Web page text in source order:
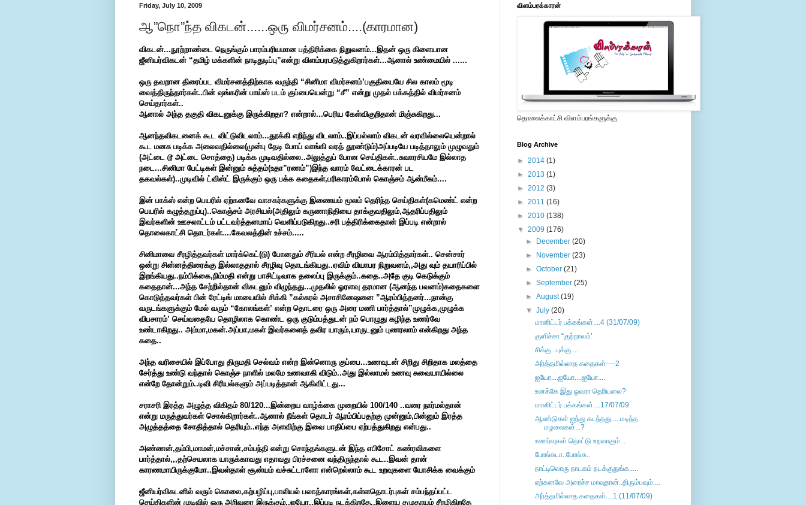
Friday, July 10, 2009
ஆ”நொ”ந்த விகடன்......ஒரு விமர்சனம்....(காரமான)
விகடன்...நூற்றாண்டை நெருங்கும் பாரம்பரியமான பத்திரிக்கை நிறுவனம்...இதன் ஒரு கிளையான
ஜீனியர்விகடன் “தமிழ் மக்களின் நாடிதுடிப்பு”என்று விளம்பரபடுத்துகிறார்கள்...ஆனால் உண்மையில் ......
ஒரு தவறான திரைப்பட விமர்சனத்திற்காக வருந்தி “சினிமா விமர்சனம்’பகுதியையே சில காலம் மூடி
வைத்திருந்தார்கள்..பின் ஷங்கரின் பாய்ஸ் படம் குப்பையென்று “சீ” என்று முதல் பக்கத்தில் விமர்சனம்
செய்தார்கள்..
ஆனால் அந்த தகுதி விகடனுக்கு இருக்கிறதா? என்றால்...பெரிய கேள்விகுறிதான் மிஞ்சுகிறது...
ஆனந்தவிகடனைக் கூட விட்டுவிடலாம்...தூக்கி எறிந்து விடலாம்..இப்பல்லாம் விகடன் வரவில்லையென்றால்
கூட மனசு படிக்க அலைவதில்லை(முன்பு தேடி போய் வாங்கி வரத் தூண்டும்)அப்படியே படித்தாலும் முழுவதும்
(அட்டை டூ அட்டை சொத்தை) படிக்க முடிவதில்லை..அலுத்துப் போன செய்திகள்..சுவாரசியமே இல்லாத
நடை...சினிமா பேட்டிகள் இன்னும் சுத்தம்(உதா”ரணம்”)இந்த வாரம் வேட்டைக்காரன் பட
தகவல்கள்)..முடிவில் ட்விஸ்ட் இருக்கும் ஒரு பக்க கதைகள்,பரிகாரம்போல் கொஞ்சம் ஆன்மீகம்....
இன் பாக்ஸ் என்ற பெயரில் ஏற்கனவே வாசகர்களுக்கு இணையம் மூலம் தெரிந்த செய்திகள்(கமெண்ட் என்ற
பெயரில் கழுத்தறுப்பு)..கொஞ்சம் அரசியல்(அதிலும் கருணாநிதியை தாக்குவதிலும்,ஆதரிப்பதிலும்
இவர்களின் ஊசலாட்டம் பட்டவர்த்தனமாய் வெளிப்படுகிறது..சரி பத்திரிக்கைதான் இப்படி என்றால்
தொலைகாட்சி தொடர்கள்....கேவலத்தின் உச்சம்.....
சினிமாவை சீரழித்தவர்கள் மார்க்கெட்(டு) போனதும் சீரியல் என்ற சீரழிவை ஆரம்பித்தார்கள்.. சென்சார்
ஒன்று சின்னத்திரைக்கு இல்லாததால் சீரழிவு தொடங்கியது..ஏவிம் வியாபர நிறுவனம்,,அது வும் தயாரிப்பில்
இறங்கியது..நம்பிக்கை,நிம்மதி என்று பாசிட்டிவாக தலைப்பு இருக்கும்..கதை..அதே குடி கெடுக்கும்
கதைதான்...அந்த சேற்றில்தான் விகடனும் விழுந்தது...முதலில் ஓரளவு தரமான (ஆனந்த பவனம்)கதைகளை
கொடுத்தவர்கள் பின் ரேட்டிங் மாயையில் சிக்கி ”கல்சுரல் அசாசினேஷனை ”ஆரம்பித்தனர்...நான்கு
வருடங்களுக்கும் மேல் வரும் “கோலங்கள்’ என்ற தொடரை ஒரு அரை மணி பார்த்தால்”முழுக்க,முழுக்க
விபசாரம்’ செய்வதையே தொழிலாக கொண்ட ஒரு குடும்பத்துடன் நம் பொழுது கழிந்த உணர்வே
உண்டாகிறது.. அம்மா,மகன்.அப்பா,மகள் இவர்களைத் தவிர யாரும்,யாருடனும் புணரலாம் என்கிறது அந்த
கதை..
அந்த வரிசையில் இப்போது திருமதி செல்வம் என்ற இன்னொரு குப்பை...உணவுடன் சிறிது சிறிதாக மலத்தை
சேர்த்து உண்டு வந்தால் கொஞ்ச நாளில் மலமே உணவாகி விடும்..அது இல்லாமல் உணவு சுவையாயில்லை
என்றே தோன்றும்..டிவி சிரியல்களும் அப்படித்தான் ஆகிவிட்டது...
சராசரி இரத்த அழுத்த விகிதம் 80/120...இன்றைய வாழ்க்கை முறையில் 100/140 ..வரை நார்மல்தான்
என்று மருத்துவர்கள் சொல்கிறார்கள்..ஆனால் நீங்கள் தொடர் ஆரம்பிப்பதற்கு முன்னும்,பின்னும் இரத்த
அழுத்தத்தை சோதித்தால் தெரியும்..எந்த அளவிற்கு இவை பாதிப்பை ஏற்பத்துகிறது என்பது..
அண்ணன்,தம்பி,மாமன்,மச்சான்,சம்பந்தி என்று சொந்தங்களுடன் இந்த எபிசோட் கண்ரவிகளை
பார்த்தால்,,,தற்செயலாக யாருக்காவது எதாவது பிரச்சனை வந்திருந்தால் கூட..இவன் தான்
காரணமாயிருக்குமோ..இவள்தாள் சூன்யம் வச்சுட்டாளோ என்றெல்லாம் கூட உறவுகளை யோசிக்க வைக்கும்
ஜீனியர்விகடனில் வரும் கொலை,கற்பழிப்பு,பாலியல் பலாத்காரங்கள்,கள்ளதொடர்புகள் சம்பந்தப்பட்ட
செய்திகளின் முடிவில் ஒரு அறிவுரை இருக்கும்..ஐயோ..இப்படி நடக்கிறதே..இளைய சமுதாயம் சீரழிகிறதே
விளம்பரக்காரன்
தொலைக்காட்சி விளம்பரங்களுக்கு
Blog Archive
► 2014 (1)
► 2013 (1)
► 2012 (3)
► 2011 (16)
► 2010 (138)
▼ 2009 (176)
►
December(20)
►
November(23)
►October(21)
►September(25)
►August(19)
▼July(20)
மானிட்டர் பக்கங்கள்....4 (31/07/09)
குளிச்சா “குற்றாலம்’
சிக்கு ..புக்கு ...
அர்த்தமில்லாத கதைகள்----2
ஐயோ....ஐயோ....ஐயோ....
உனக்கே இது ஓவரா தெரியலை?
மானிட்டர் பக்கங்கள்....17/07/09
ஆண்டுகள் ஐந்து கடந்தது.....மடிந்த
மழலைகள்...?
உணர்வுகள் தொட்டு உறவாகும்...
போங்கடா..போங்க..
நாட்டிலொரு நாடகம் நடக்குதுங்க.....
ஏற்கனவே அரைச்ச மாவுதான்..திரும்பவும்....
அர்த்தமில்லாத கதைகள்....1 (11/07/09)